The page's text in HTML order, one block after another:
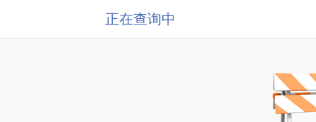
正在查询中